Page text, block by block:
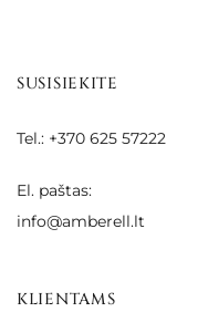
SUSISIEKITE
Tel.: +370 625 57222
El. paštas:
info@amberell.lt
KLIENTAMS